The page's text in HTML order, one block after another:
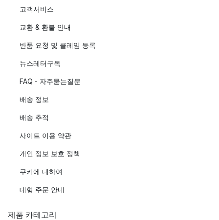
고객서비스
교환 & 환불 안내
반품 요청 및 클레임 등록
뉴스레터구독
FAQ - 자주묻는질문
배송 정보
배송 추적
사이트 이용 약관
개인 정보 보호 정책
쿠키에 대하여
대형 주문 안내
제품 카테고리